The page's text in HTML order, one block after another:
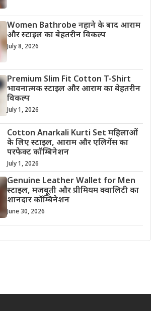
Women Bathrobe नहाने के बाद आराम
और स्टाइल का बेहतरीन विकल्प
July 8, 2026
Premium Slim Fit Cotton T-Shirt
भावनात्मक स्टाइल और आराम का बेहतरीन
विकल्प
July 1, 2026
Cotton Anarkali Kurti Set महिलाओं
के लिए स्टाइल, आराम और एलिगेंस का
परफेक्ट कॉम्बिनेशन
July 1, 2026
Genuine Leather Wallet for Men
स्टाइल, मजबूती और प्रीमियम क्वालिटी का
शानदार कॉम्बिनेशन
June 30, 2026